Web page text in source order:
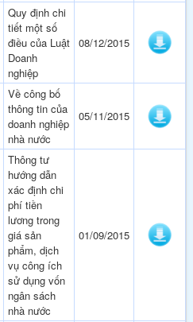
Quy định chi
tiết một số
điều của Luật
Doanh
nghiệp
08/12/2015
Về công bố
thông tin của
doanh nghiệp
nhà nước
05/11/2015
Thông tư
hướng dẫn
xác định chi
phí tiền
lương trong
giá sản
phẩm, dịch
vụ công ích
sử dụng vốn
ngân sách
nhà nước
01/09/2015